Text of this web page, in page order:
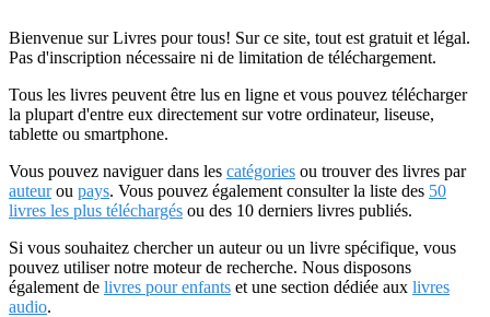
Bienvenue sur Livres pour tous! Sur ce site, tout est gratuit et légal.
Pas d'inscription nécessaire ni de limitation de téléchargement.
Tous les livres peuvent être lus en ligne et vous pouvez télécharger
la plupart d'entre eux directement sur votre ordinateur, liseuse,
tablette ou smartphone.
Vous pouvez naviguer dans les catégories ou trouver des livres par
auteurou pays. Vous pouvez également consulter la liste des 50
livres les plus téléchargés ou des 10 derniers livres publiés.
Si vous souhaitez chercher un auteur ou un livre spécifique, vous
pouvez utiliser notre moteur de recherche. Nous disposons
également de livres pour enfants et une section dédiée aux livres
audio.